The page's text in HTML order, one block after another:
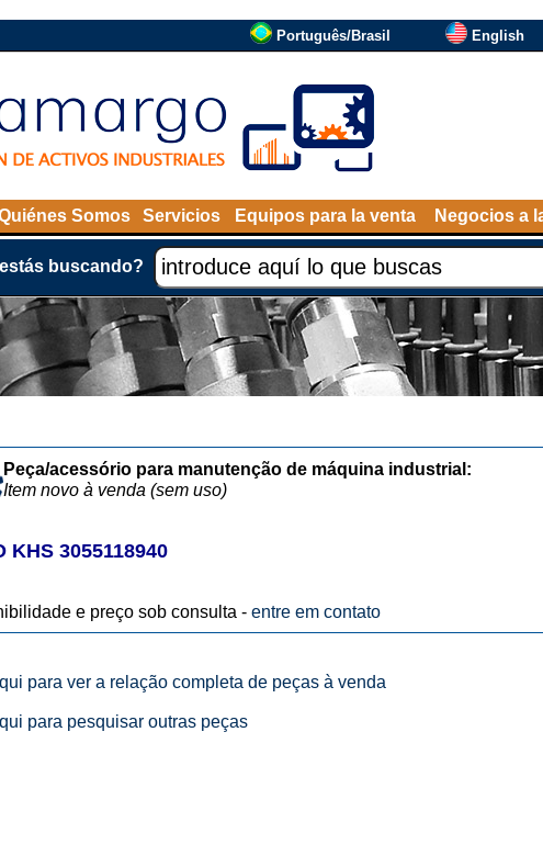
Português/Brasil English
Somos Servicios Equipos para la venta Negocios a
buscando?
Peça/acessório para manutenção de máquina industrial:
Item novo à venda (sem uso)
KHS 3055118940
e preço sob consulta - entre em contato
para ver a relação completa de peças à venda
para pesquisar outras peças